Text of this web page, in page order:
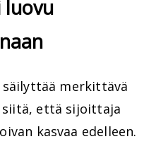
luovu
merkittävä
että sijoittaja
kasvaa edelleen.